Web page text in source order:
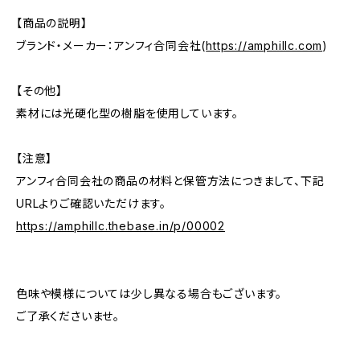
【商品の説明】
ブランド・メーカー：アンフィ合同会社(https://amphillc.com)
【その他】
素材には光硬化型の樹脂を使用しています。
【注意】
アンフィ合同会社の商品の材料と保管方法につきまして、下記
URLよりご確認いただけます。
https://amphillc.thebase.in/p/00002
色味や模様については少し異なる場合もございます。
ご了承くださいませ。